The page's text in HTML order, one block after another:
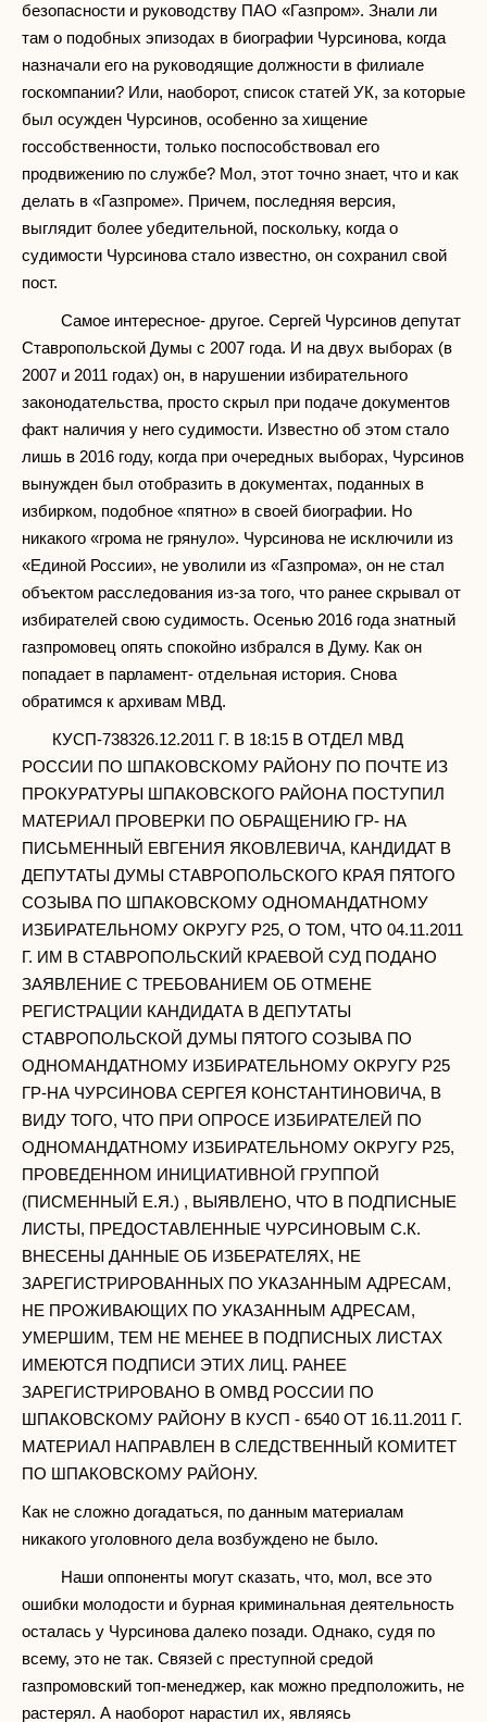
безопасности и руководству ПАО «Газпром». Знали ли
там о подобных эпизодах в биографии Чурсинова, когда
назначали его на руководящие должности в филиале
госкомпании? Или, наоборот, список статей УК, за которые
был осужден Чурсинов, особенно за хищение
госсобственности, только поспособствовал его
продвижению по службе? Мол, этот точно знает, что и как
делать в «Газпроме». Причем, последняя версия,
выглядит более убедительной, поскольку, когда о
судимости Чурсинова стало известно, он сохранил свой
пост.
Самое интересное- другое. Сергей Чурсинов депутат
Ставропольской Думы с 2007 года. И на двух выборах (в
2007 и 2011 годах) он, в нарушении избирательного
законодательства, просто скрыл при подаче документов
факт наличия у него судимости. Известно об этом стало
лишь в 2016 году, когда при очередных выборах, Чурсинов
вынужден был отобразить в документах, поданных в
избирком, подобное «пятно» в своей биографии. Но
никакого «грома не грянуло». Чурсинова не исключили из
«Единой России», не уволили из «Газпрома», он не стал
объектом расследования из-за того, что ранее скрывал от
избирателей свою судимость. Осенью 2016 года знатный
газпромовец опять спокойно избрался в Думу. Как он
попадает в парламент- отдельная история. Снова
обратимся к архивам МВД.
КУСП-738326.12.2011 Г. В 18:15 В ОТДЕЛ МВД
РОССИИ ПО ШПАКОВСКОМУ РАЙОНУ ПО ПОЧТЕ ИЗ
ПРОКУРАТУРЫ ШПАКОВСКОГО РАЙОНА ПОСТУПИЛ
МАТЕРИАЛ ПРОВЕРКИ ПО ОБРАЩЕНИЮ ГР- НА
ПИСЬМЕННЫЙ ЕВГЕНИЯ ЯКОВЛЕВИЧА, КАНДИДАТ В
ДЕПУТАТЫ ДУМЫ СТАВРОПОЛЬСКОГО КРАЯ ПЯТОГО
СОЗЫВА ПО ШПАКОВСКОМУ ОДНОМАНДАТНОМУ
ИЗБИРАТЕЛЬНОМУ ОКРУГУ Р25, О ТОМ, ЧТО 04.11.2011
Г. ИМ В СТАВРОПОЛЬСКИЙ КРАЕВОЙ СУД ПОДАНО
ЗАЯВЛЕНИЕ С ТРЕБОВАНИЕМ ОБ ОТМЕНЕ
РЕГИСТРАЦИИ КАНДИДАТА В ДЕПУТАТЫ
СТАВРОПОЛЬСКОЙ ДУМЫ ПЯТОГО СОЗЫВА ПО
ОДНОМАНДАТНОМУ ИЗБИРАТЕЛЬНОМУ ОКРУГУ Р25
ГР-НА ЧУРСИНОВА СЕРГЕЯ КОНСТАНТИНОВИЧА, В
ВИДУ ТОГО, ЧТО ПРИ ОПРОСЕ ИЗБИРАТЕЛЕЙ ПО
ОДНОМАНДАТНОМУ ИЗБИРАТЕЛЬНОМУ ОКРУГУ Р25,
ПРОВЕДЕННОМ ИНИЦИАТИВНОЙ ГРУППОЙ
(ПИСМЕННЫЙ Е.Я.) , ВЫЯВЛЕНО, ЧТО В ПОДПИСНЫЕ
ЛИСТЫ, ПРЕДОСТАВЛЕННЫЕ ЧУРСИНОВЫМ С.К.
ВНЕСЕНЫ ДАННЫЕ ОБ ИЗБЕРАТЕЛЯХ, НЕ
ЗАРЕГИСТРИРОВАННЫХ ПО УКАЗАННЫМ АДРЕСАМ,
НЕ ПРОЖИВАЮЩИХ ПО УКАЗАННЫМ АДРЕСАМ,
УМЕРШИМ, ТЕМ НЕ МЕНЕЕ В ПОДПИСНЫХ ЛИСТАХ
ИМЕЮТСЯ ПОДПИСИ ЭТИХ ЛИЦ. РАНЕЕ
ЗАРЕГИСТРИРОВАНО В ОМВД РОССИИ ПО
ШПАКОВСКОМУ РАЙОНУ В КУСП - 6540 ОТ 16.11.2011 Г.
МАТЕРИАЛ НАПРАВЛЕН В СЛЕДСТВЕННЫЙ КОМИТЕТ
ПО ШПАКОВСКОМУ РАЙОНУ.
Как не сложно догадаться, по данным материалам
никакого уголовного дела возбуждено не было.
Наши оппоненты могут сказать, что, мол, все это
ошибки молодости и бурная криминальная деятельность
осталась у Чурсинова далеко позади. Однако, судя по
всему, это не так. Связей с преступной средой
газпромовский топ-менеджер, как можно предположить, не
растерял. А наоборот нарастил их, являясь